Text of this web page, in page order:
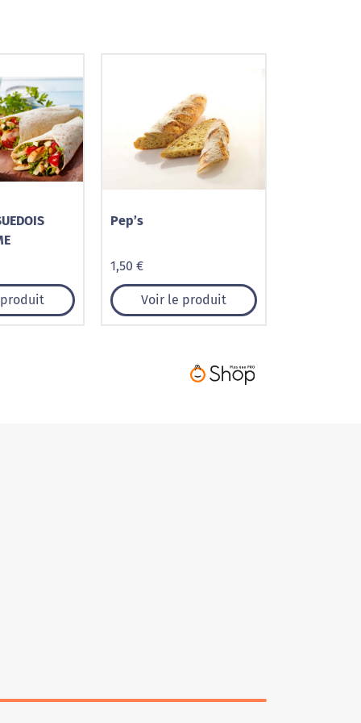
Pep’s
1,50 €
Voir le produit